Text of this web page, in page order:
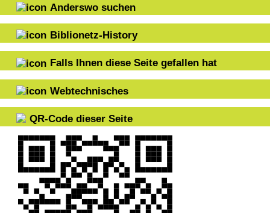
Anderswo suchen
Biblionetz-History
Falls Ihnen diese Seite gefallen hat
Webtechnisches
QR-Code dieser Seite